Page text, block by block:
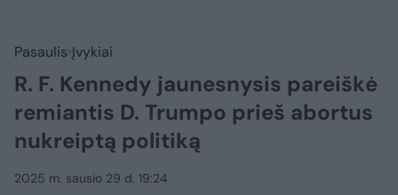
Pasaulis Įvykiai
R. F. Kennedy jaunesnysis pareiškė
remiantis D. Trumpo prieš abortus
nukreiptą politiką
2025 m. sausio 29 d. 19:24